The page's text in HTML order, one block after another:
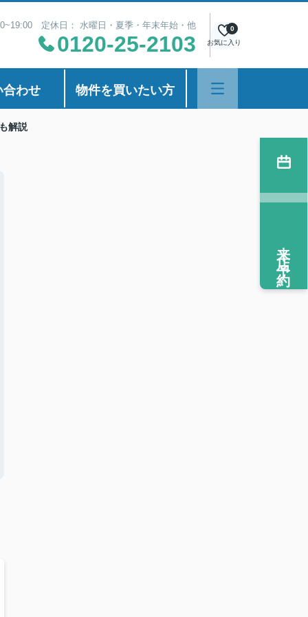
定休日： 水曜日・夏季・年末年始・他
0120-25-2103 お気に入り
0
合わせ 物件を買いたい方
解説
来店予約